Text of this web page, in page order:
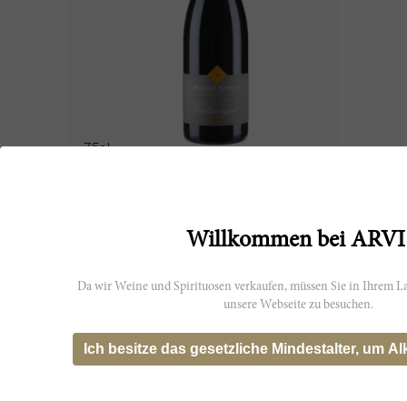
75cl
Tenimenti Luigi d'Alessandro
WS 91
Willkommen bei
Da wir Weine und Spirituosen verkaufen, müssen Sie in Ihrem
unsere Webseite zu besuchen.
Ich besitze das gesetzliche Mindestalter, um